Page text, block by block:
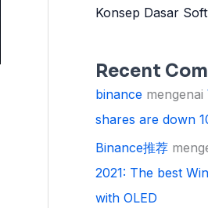
Konsep Dasar
Recent
binance mengenai
shares are down
Binance推荐
2021: The best
with OLED